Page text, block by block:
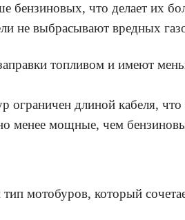
что делает их
не выбрасывают вредных
топливом и имеют
длиной кабеля, что
мощные, чем
мотобуров, который